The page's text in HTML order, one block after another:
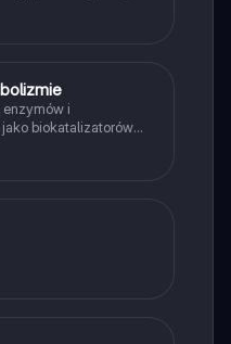
i
biokatalizatorów